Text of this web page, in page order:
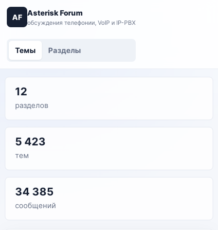
AF Asterisk Forum
обсуждения телефонии, VoIP и IP-PBX
Темы Разделы
12
разделов
5 423
тем
34 385
сообщений